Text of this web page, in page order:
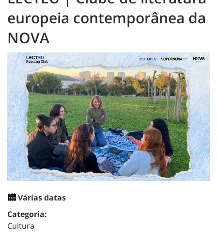
europeia contemporânea da
NOVA
Várias datas
Categoria:
Cultura